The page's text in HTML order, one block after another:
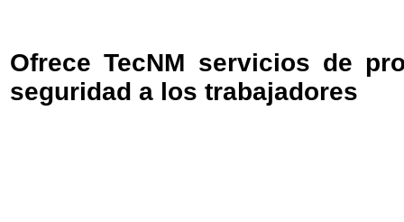
Ofrece TecNM servicios de
seguridad a los trabajadores